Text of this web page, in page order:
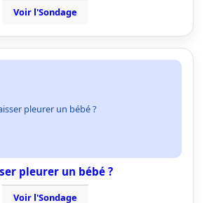
Voir l'Sondage
pleurer un bébé ?
pleurer un bébé ?
Voir l'Sondage